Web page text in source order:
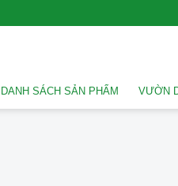
DANH SÁCH SẢN PHẨM VƯỜN